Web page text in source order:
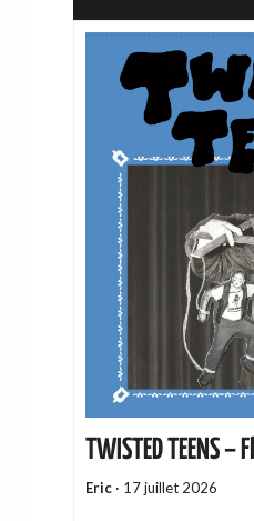
TWISTED TEENS
Eric · 17 juillet 2026